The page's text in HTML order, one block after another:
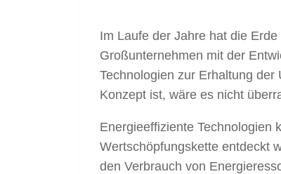
Im Laufe der Jahre hat die
Großunternehmen mit der
Technologien zur Erhaltung
Konzept ist, wäre es nicht
Energieeffiziente Technologien
Wertschöpfungskette entdeckt
den Verbrauch von